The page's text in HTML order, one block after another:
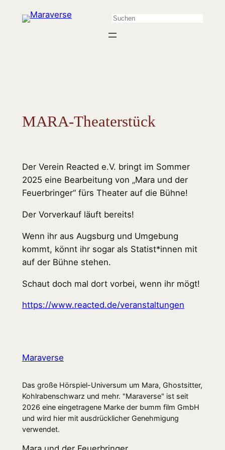
Inhalt
Suchen
MARA-Theaterstück
Der Verein Reacted e.V. bringt im Sommer
2025 eine Bearbeitung von „Mara und der
Feuerbringer“ fürs Theater auf die Bühne!
Der Vorverkauf läuft bereits!
Wenn ihr aus Augsburg und Umgebung
kommt, könnt ihr sogar als Statist*innen mit
auf der Bühne stehen.
Schaut doch mal dort vorbei, wenn ihr mögt!
https://www.reacted.de/veranstaltungen
Maraverse
Das große Hörspiel-Universum um Mara, Ghostsitter,
Kohlrabenschwarz und mehr. "Maraverse" ist seit
2026 eine eingetragene Marke der bumm film GmbH
und wird hier mit ausdrücklicher Genehmigung
verwendet.